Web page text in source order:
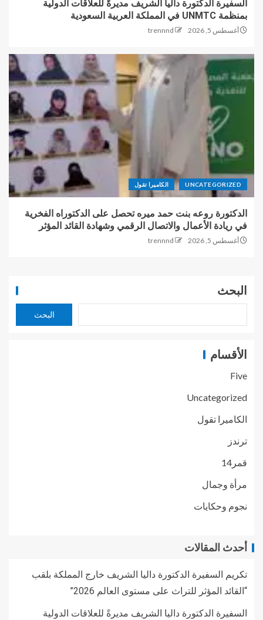
السفيرة الدكتورة داليا الشريف مديرةً للعلاقات الدولية
بمنظمة UNMTC في المملكة العربية السعودية
أغسطس 5, 2026 trennnd
UNCATEGORIZED الكاميرا تقول
الدكتورة روعه بنت حمد ميره تحصل على الدكتوراه الفخرية
في ريادة الأعمال والاتصال الرقمي وشهادة القائد المؤثر
أغسطس 5, 2026 trennnd
البحث
البحث
الأقسام
Five
Uncategorized
الكاميرا تقول
ترندز
قمر14
مرأة وجمال
نجوم وحكايات
أحدث المقالات
تكريم السفيرة الدكتورة داليا الشريف خارج المملكة بلقب
“القائد المؤثر للتراث على مستوى العالم 2026”
السفيرة الدكتورة داليا الشريف مديرةً للعلاقات الدولية